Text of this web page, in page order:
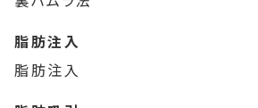
脂肪注入
脂肪注入